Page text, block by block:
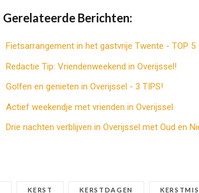
Gerelateerde Berichten:
Fietsarrangement in het gastvrije Twente - TOP 5
Redactie Tip: Vriendenweekend in Overijssel!
Golfen en genieten in Overijssel - 3 TIPS!
Actief weekendje met vrienden in Overijssel
Drie nachten verblijven in Overijssel met Oud en
KERST KERSTDAGEN KERSTMIS